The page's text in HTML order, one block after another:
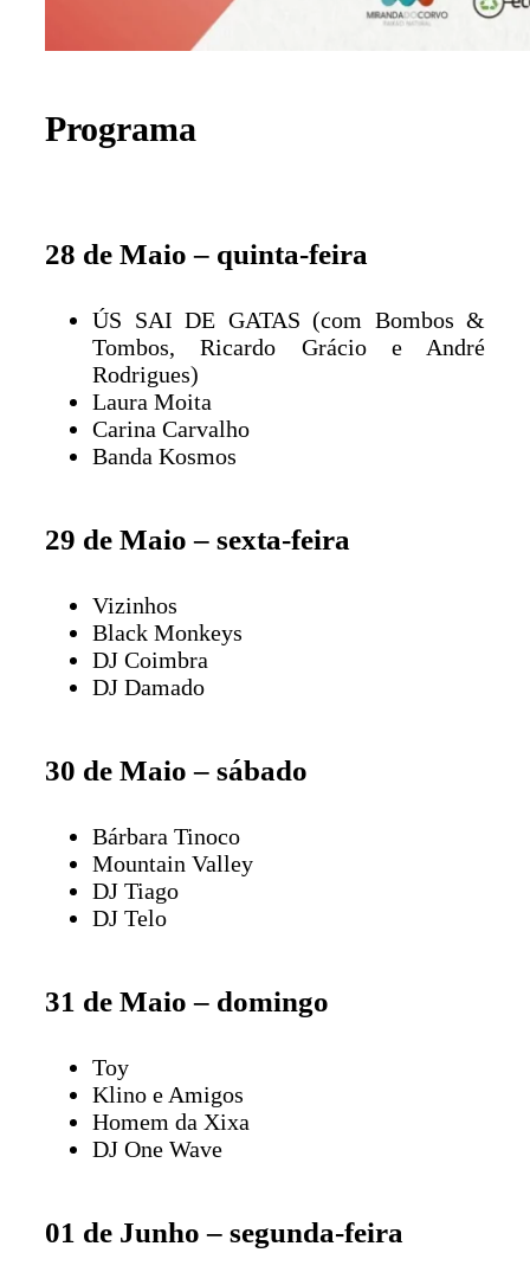
Programa
28 de Maio – quinta-feira
ÚS SAI DE GATAS (com Bombos &
Tombos, Ricardo Grácio e André
Rodrigues)
Laura Moita
Carina Carvalho
Banda Kosmos
29 de Maio – sexta-feira
Vizinhos
Black Monkeys
DJ Coimbra
DJ Damado
30 de Maio – sábado
Bárbara Tinoco
Mountain Valley
DJ Tiago
DJ Telo
31 de Maio – domingo
Toy
Klino e Amigos
Homem da Xixa
DJ One Wave
01 de Junho – segunda-feira